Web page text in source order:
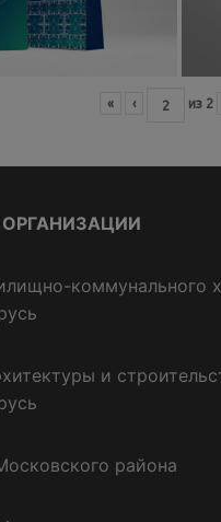
« ‹ из 2
коммунального
и
района